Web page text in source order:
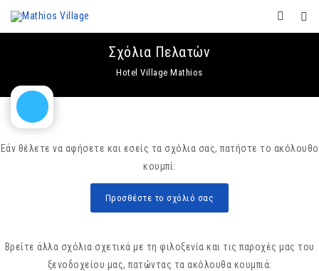
Σχόλια Πελατών
Hotel Village Mathios
Εάν θέλετε να αφήσετε και εσείς τα σχόλια σας, πατήστε το ακόλουθο
κουμπί:
Προσθέστε το σχόλιό σας
Βρείτε άλλα σχόλια σχετικά με τη φιλοξενία και τις παροχές μας του
ξενοδοχείου μας, πατώντας τα ακόλουθα κουμπιά: